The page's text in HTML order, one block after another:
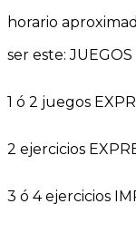
horario
ser este:
1 ó 2 juegos
2 ejercicios
3 ó 4 ejercicios